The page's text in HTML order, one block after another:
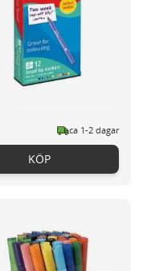
ca 1-2 dagar
KÖP